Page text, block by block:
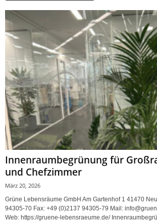
Innenraumbegrünung für
und Chefzimmer
März 20, 2026
Grüne Lebensräume GmbH Am Gartenhof 1 41470
94305-70 Fax: +49 (0)2137 94305-79 Mail:
Web: https://gruene-lebensraeume.de/